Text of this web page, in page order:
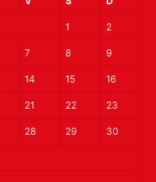
1 2
7 8 9
14 15 16
21 22 23
28 29 30